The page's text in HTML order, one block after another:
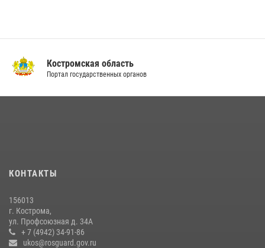
посвященные 108-й годовщине со дня рождения генерала армии
Ивана Кирилловича Яковлева
Росгвардеец занесен на Доску почёта в Костроме
07 августа 2026, 14:39
Костромская область
Портал государственных органов
КОНТАКТЫ
156013
г. Кострома,
ул. Профсоюзная д. 34А
+ 7 (4942) 34-91-86
ukos@rosguard.gov.ru